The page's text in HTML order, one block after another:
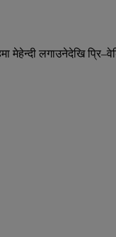
मेहेन्दी लगाउनेदेखि